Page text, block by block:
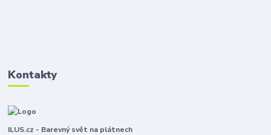
Kontakty
ILUS.cz - Barevný svět na plátnech